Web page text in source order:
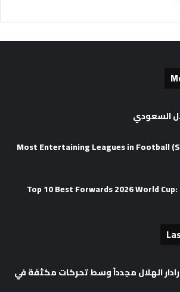
السعودي
2026 Most Entertaining Leagues in Football
Top 10 Best Forwards 2026 World
الهلال مجدداً وسط تحركات مكثفة في